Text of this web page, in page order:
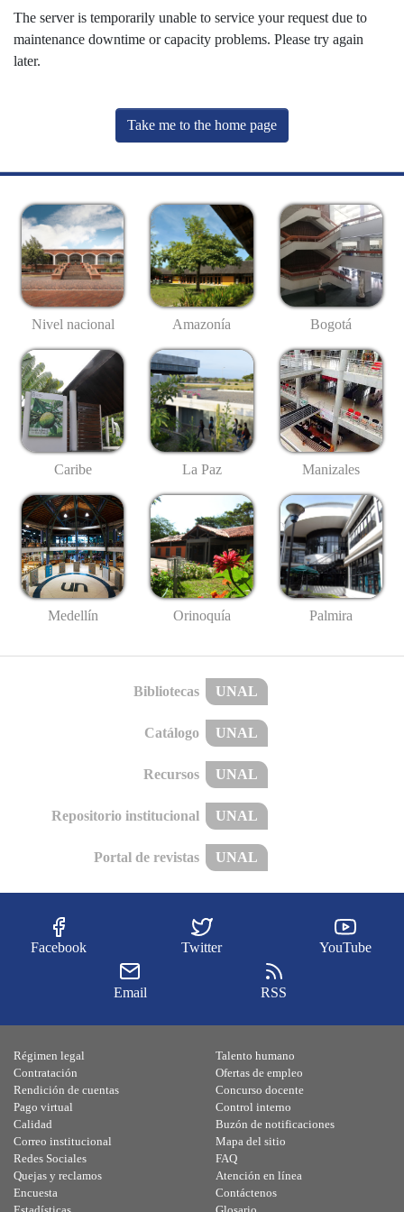
The server is temporarily unable to service your request due to
maintenance downtime or capacity problems. Please try again
later.
Take me to the home page
Nivel nacional Amazonía Bogotá
Caribe La Paz Manizales
Medellín Orinoquía Palmira
Bibliotecas UNAL
Catálogo UNAL
Recursos UNAL
Repositorio institucional UNAL
Portal de revistas UNAL
Facebook Twitter YouTube
Email RSS
Régimen legal
Contratación
Rendición de cuentas
Pago virtual
Calidad
Talento humano
Ofertas de empleo
Concurso docente
Control interno
Buzón de notificaciones
Correo institucional
Redes Sociales
Quejas y reclamos
Encuesta
Mapa del sitio
FAQ
Atención en línea
Contáctenos